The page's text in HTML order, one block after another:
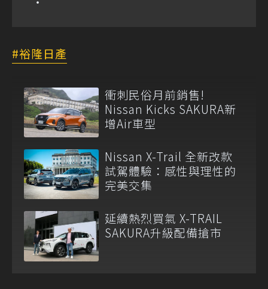
裕隆日產
衝刺民俗月前銷售!
Nissan Kicks SAKURA新
增Air車型
Nissan X-Trail 全新改款
試駕體驗：感性與理性的
完美交集
延續熱烈買氣 X-TRAIL
SAKURA升級配備搶市